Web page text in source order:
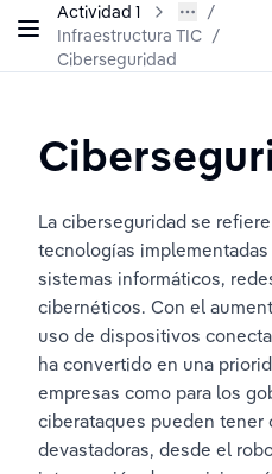
Actividad 1
Infraestructura TIC /
Ciberseguridad
La ciberseguridad se
tecnologías
sistemas informáticos,
cibernéticos. Con el
uso de dispositivos
ha convertido en una
empresas como para los
ciberataques pueden tener
devastadoras, desde el